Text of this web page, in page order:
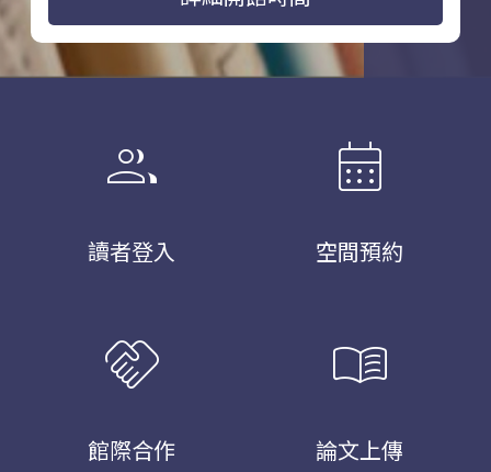
group
讀者登入
calendar_month
空間預約
handshake
館際合作
menu_book
論文上傳